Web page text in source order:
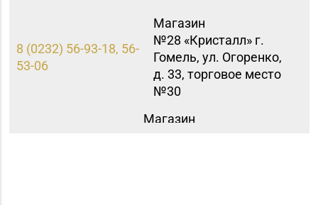
8 (0232) 56-93-18, 56-
53-06
Магазин
№28 «Кристалл» г.
Гомель, ул. Огоренко,
д. 33, торговое место
№30
Магазин